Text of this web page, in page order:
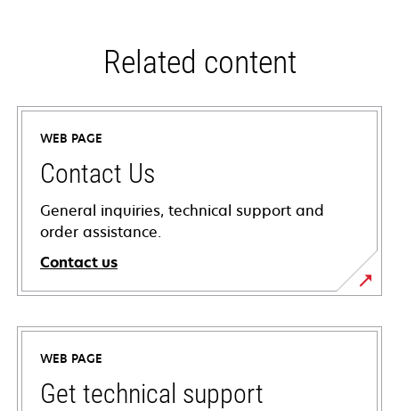
Related content
WEB PAGE
Contact Us
General inquiries, technical support and
order assistance.
Contact us
WEB PAGE
Get technical support